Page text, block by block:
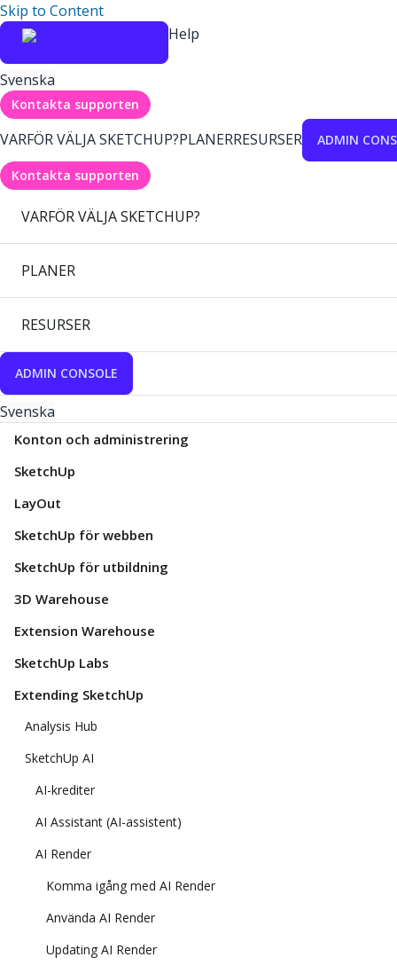
Skip to Content
Help
Svenska
Kontakta supporten
VARFÖR VÄLJA SKETCHUP?PLANERRESURSER ADMIN
Kontakta supporten
VARFÖR VÄLJA SKETCHUP?
PLANER
RESURSER
ADMIN CONSOLE
Svenska
Konton och administrering
SketchUp
LayOut
SketchUp för webben
SketchUp för utbildning
3D Warehouse
Extension Warehouse
SketchUp Labs
Extending SketchUp
Analysis Hub
SketchUp AI
AI-krediter
AI Assistant (AI-assistent)
AI Render
Komma igång med AI Render
Använda AI Render
Updating AI Render